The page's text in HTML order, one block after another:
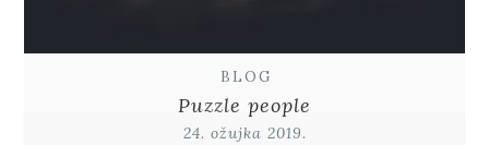
BLOG
Puzzle people
24. ožujka 2019.